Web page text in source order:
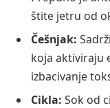
štite jetru od
Češnjak:
koja aktiviraju
izbacivanje
Cikla: Sok od